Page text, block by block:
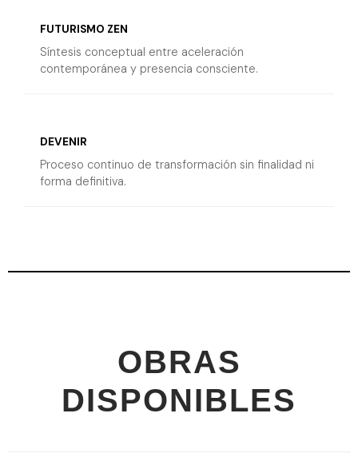
FUTURISMO ZEN
Síntesis conceptual entre aceleración
contemporánea y presencia consciente.
DEVENIR
Proceso continuo de transformación sin finalidad ni
forma definitiva.
OBRAS
DISPONIBLES